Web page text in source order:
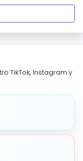
TikTok, Instagram y